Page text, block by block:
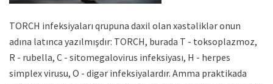
TORCH infeksiyaları qrupuna daxil olan xəstəliklər onun
adına latınca yazılmışdır: TORCH, burada T - toksoplazmoz,
R - rubella, C - sitomegalovirus infeksiyası, H - herpes
simplex virusu, O - digər infeksiyalardır. Amma praktikada